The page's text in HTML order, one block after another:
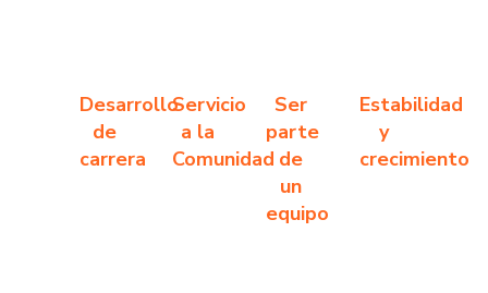
Desarrollo
de
carrera
Servicio
a la
Comunidad
Ser
parte
de
un
equipo
Estabilidad
y
crecimiento